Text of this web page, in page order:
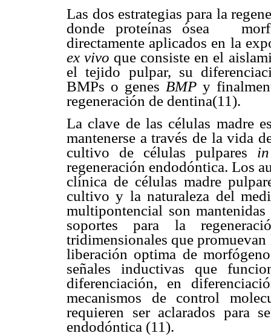
Las dos estrategias para la
donde proteínas ósea
directamente aplicados en la
ex vivo que consiste en el
el tejido pulpar, su
BMPs o genes BMP y
regeneración de dentina(11).
La clave de las células madre
mantenerse a través de la vida
cultivo de células pulpares
regeneración endodóntica. Los
clínica de células madre
cultivo y la naturaleza del
multipontencial son
soportes para la
tridimensionales que
liberación optima de
señales inductivas que
diferenciación, en
mecanismos de control
requieren ser aclarados para
endodóntica (11).